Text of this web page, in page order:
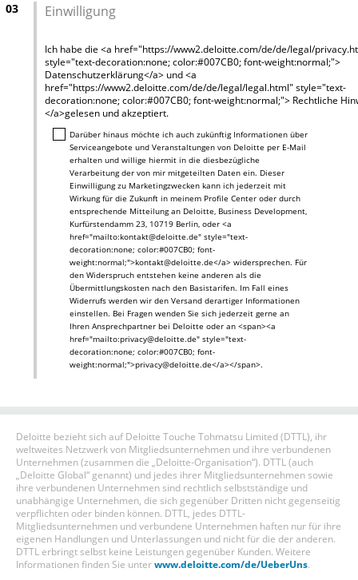
03 Einwilligung
Ich habe die <a href="https://www2.deloitte.com/de/de/legal/
style="text-decoration:none; color:#007CB0; font-weight:normal;">
Datenschutzerklärung</a> und <a
href="https://www2.deloitte.com/de/de/legal/legal.html" style="text-
decoration:none; color:#007CB0; font-weight:normal;"> Rechtliche
</a>gelesen und akzeptiert.
Darüber hinaus möchte ich auch zukünftig Informationen über
Serviceangebote und Veranstaltungen von Deloitte per E-Mail
erhalten und willige hiermit in die diesbezügliche
Verarbeitung der von mir mitgeteilten Daten ein. Dieser
Einwilligung zu Marketingzwecken kann ich jederzeit mit
Wirkung für die Zukunft in meinem Profile Center oder durch
entsprechende Mitteilung an Deloitte, Business Development,
Kurfürstendamm 23, 10719 Berlin, oder <a
href="mailto:kontakt@deloitte.de" style="text-
decoration:none; color:#007CB0; font-
weight:normal;">kontakt@deloitte.de</a> widersprechen. Für
den Widerspruch entstehen keine anderen als die
Übermittlungskosten nach den Basistarifen. Im Fall eines
Widerrufs werden wir den Versand derartiger Informationen
einstellen. Bei Fragen wenden Sie sich jederzeit gerne an
Ihren Ansprechpartner bei Deloitte oder an <span><a
href="mailto:privacy@deloitte.de" style="text-
decoration:none; color:#007CB0; font-
weight:normal;">privacy@deloitte.de</a></span>.
Deloitte bezieht sich auf Deloitte Touche Tohmatsu Limited (DTTL), ihr
weltweites Netzwerk von Mitgliedsunternehmen und ihre verbundenen
Unternehmen (zusammen die „Deloitte-Organisation“). DTTL (auch
„Deloitte Global“ genannt) und jedes ihrer Mitgliedsunternehmen sowie
ihre verbundenen Unternehmen sind rechtlich selbstständige und
unabhängige Unternehmen, die sich gegenüber Dritten nicht gegenseitig
verpflichten oder binden können. DTTL, jedes DTTL-
Mitgliedsunternehmen und verbundene Unternehmen haften nur für ihre
eigenen Handlungen und Unterlassungen und nicht für die der anderen.
DTTL erbringt selbst keine Leistungen gegenüber Kunden. Weitere
Informationen finden Sie unterwww.deloitte.com/de/UeberUns.